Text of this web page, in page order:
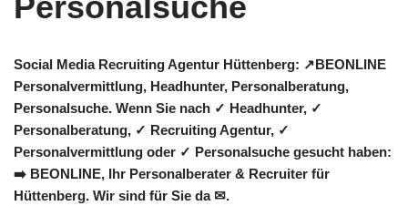
Social Media Recruiting Agentur Hüttenberg: ↗️BEONLINE
Personalvermittlung, Headhunter, Personalberatung,
Personalsuche. Wenn Sie nach ✓ Headhunter, ✓
Personalberatung, ✓ Recruiting Agentur, ✓
Personalvermittlung oder ✓ Personalsuche gesucht haben:
➡️ BEONLINE, Ihr Personalberater & Recruiter für
Hüttenberg. Wir sind für Sie da ✉.